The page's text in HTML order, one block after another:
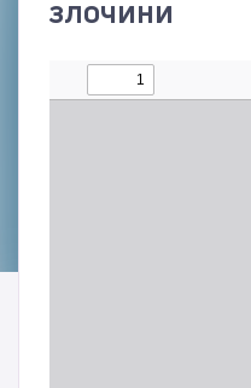
злочини